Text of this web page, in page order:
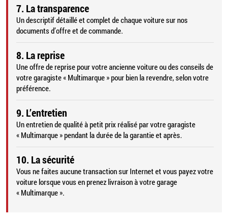
7. La transparence
Un descriptif détaillé et complet de chaque voiture sur nos
documents d’offre et de commande.
8. La reprise
Une offre de reprise pour votre ancienne voiture ou des conseils de
votre garagiste « Multimarque » pour bien la revendre, selon votre
préférence.
9. L’entretien
Un entretien de qualité à petit prix réalisé par votre garagiste
« Multimarque » pendant la durée de la garantie et après.
10. La sécurité
Vous ne faites aucune transaction sur Internet et vous payez votre
voiture lorsque vous en prenez livraison à votre garage
« Multimarque ».